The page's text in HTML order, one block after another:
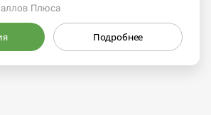
Плюса
Подробнее